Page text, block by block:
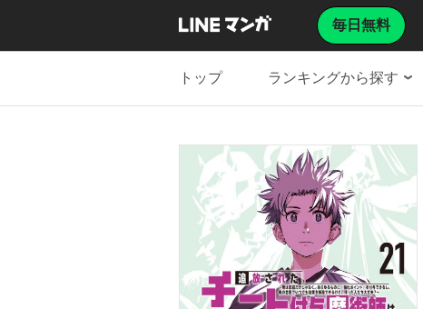
毎日無料
トップ ランキングから探す